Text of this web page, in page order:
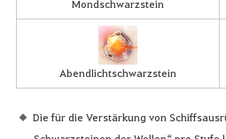
Mondschwarzstein
Abendlichtschwarzstein
Die für die Verstärkung von